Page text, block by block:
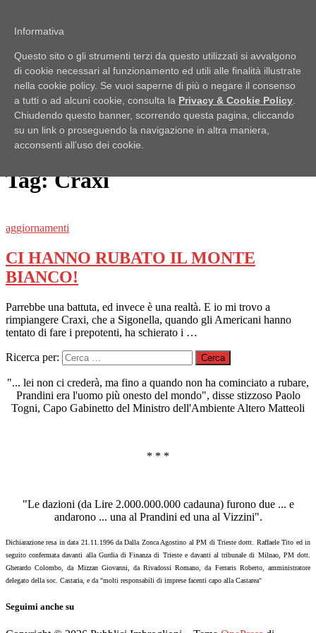
Pubblici Imbroglioni
Obiettivo: RUBARE
Menu
Home
Lo Scaffale
Notizie
Ufficio Stampa
Tag:Craxi
aggiornamenti
CI HANNO RUBATO IL MONTE
BIANCO!
Parrebbe una battuta, ed invece è una realtà. E io mi trovo a
rimpiangere Craxi, che a Sigonella, quando gli Americani hanno
tentato di fare i prepotenti, ha schierato i …
Ricerca per:
"... lei non ci crederà, ma fino a quando non ha cominciato a rubare,
Prandini era l'uomo più onesto del mondo", disse stizzoso Paolo
Togni, Capo Gabinetto del Ministro dell'Ambiente Altero Matteoli
* * *
"Le dazioni (da Lire 2.000.000.000 cadauna) furono due ... e
andarono ... una al Prandini ed una al Vizzini".
Dichiarazione resa in data 21.11.1996 da Dalla Zonca Agostino al PM di Trieste dottt. Raffaele Tito ed in
seguito confermata davanti alla Gurdia di Finanza di Trieste e davanti al tribunale di Milnao, PM dott.
Gherardo Colombo, da Mizzan Giovanni, da Rivadossi Romano, da Ferraris Roberto, amministratore
delegato della soc. Castaria, e da "molti responsabili di imprese facenti capo alla Castarea"
Seguimi anche su
Informativa
Questo sito o gli strumenti terzi da questo utilizzati si avvalgono
di cookie necessari al funzionamento ed utili alle finalità illustrate
nella cookie policy. Se vuoi saperne di più o negare il consenso
a tutti o ad alcuni cookie, consulta la Privacy & Cookie Policy
Chiudendo questo banner, scorrendo questa pagina, cliccando
su un link o proseguendo la navigazione in altra maniera,
acconsenti all’uso dei cookie.